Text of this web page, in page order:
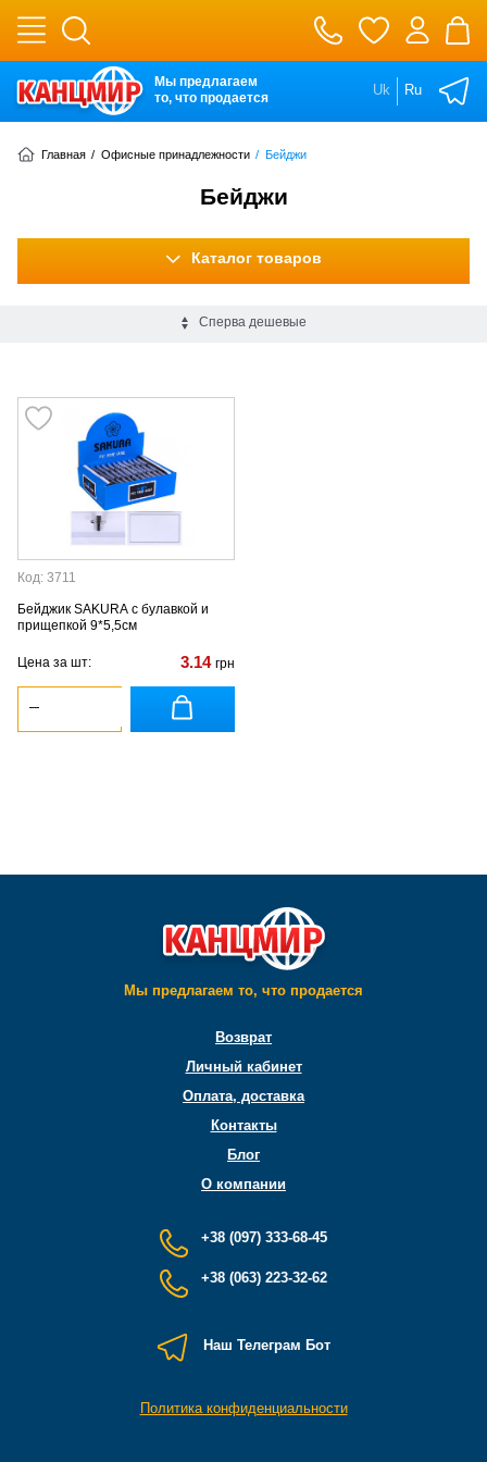
Мы предлагаем
то, что продается
Uk Ru
Главная / Офисные принадлежности / Бейджи
Бейджи
Каталог товаров
Сперва дешевые
Код: 3711
Бейджик SAKURA с булавкой и
прищепкой 9*5,5см
Цена за шт: 3.14 грн
Мы предлагаем то, что продается
Возврат
Личный кабинет
Оплата, доставка
Контакты
Блог
О компании
+38 (097) 333-68-45
+38 (063) 223-32-62
Наш Телеграм Бот
Политика конфиденциальности